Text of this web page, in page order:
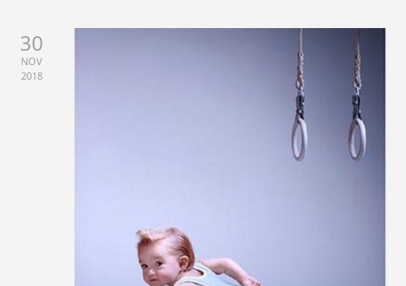
30
NOV
2018